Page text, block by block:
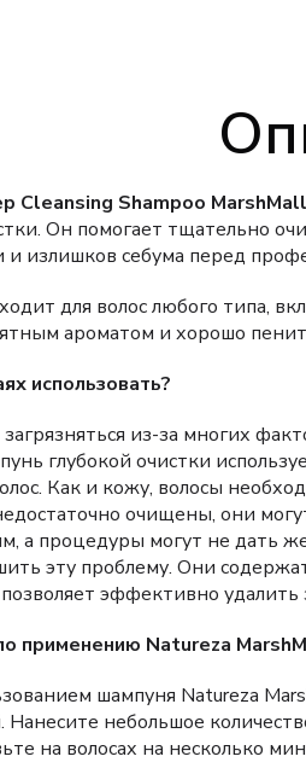
Cleansing Shampoo
Он помогает тщательно
и излишков себума перед
для волос любого типа,
ароматом и хорошо
использовать?
из-за многих
глубокой очистки
Как и кожу, волосы
очищены, они
а процедуры могут не дать
эту проблему. Они
эффективно удалить
применению Natureza
шампуня Natureza
Нанесите небольшое
на волосах на несколько